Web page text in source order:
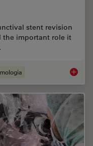
stent revision
the important role it